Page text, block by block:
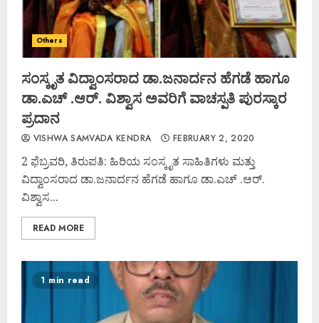
Others
ಸಂಸ್ಕೃತ ವಿದ್ವಾಂಸರಾದ ಡಾ.ಜನಾರ್ದನ ಹೆಗಡೆ ಹಾಗೂ
ಡಾ.ಎಚ್ .ಆರ್. ವಿಶ್ವಾಸ ಅವರಿಗೆ ವಾಚಸ್ಪತಿ ಪುರಸ್ಕಾರ
ಪ್ರದಾನ
VISHWA SAMVADA KENDRA FEBRUARY 2, 2020
2 ಫೆಬ್ರವರಿ, ತಿರುಪತಿ: ಹಿರಿಯ ಸಂಸ್ಕೃತ ಸಾಹಿತಿಗಳು ಮತ್ತು
ವಿದ್ವಾಂಸರಾದ ಡಾ.ಜನಾರ್ದನ ಹೆಗಡೆ ಹಾಗೂ ಡಾ.ಎಚ್ .ಆರ್.
ವಿಶ್ವಾಸ...
READ MORE
1 min read